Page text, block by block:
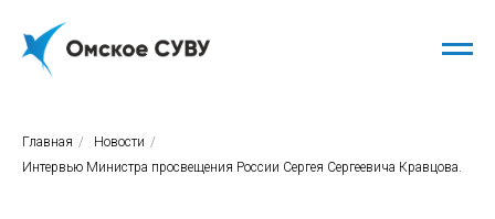
Главная / Новости /
Интервью Министра просвещения России Сергея Сергеевича Кравцова.